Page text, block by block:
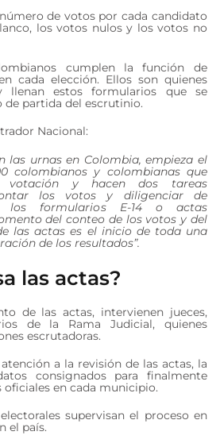
de votos por cada candidato
los votos nulos y los votos no
cumplen la función de
cada elección. Ellos son quienes
llenan estos formularios que se
partida del escrutinio.
Nacional:
las urnas en Colombia, empieza el
colombianos y colombianas que
votación y hacen dos tareas
los votos y diligenciar de
los formularios E-14 o actas
del conteo de los votos y del
las actas es el inicio de toda una
de los resultados”.
las actas?
de las actas, intervienen jueces,
de la Rama Judicial, quienes
escrutadoras.
a la revisión de las actas, la
consignados para finalmente
oficiales en cada municipio.
supervisan el proceso en
el país.